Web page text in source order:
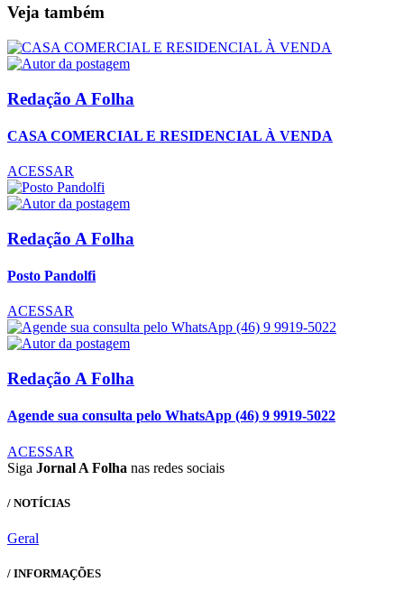
Veja também
Redação A Folha
CASA COMERCIAL E RESIDENCIAL À VENDA
ACESSAR
Redação A Folha
Posto Pandolfi
ACESSAR
Redação A Folha
Agende sua consulta pelo WhatsApp (46) 9 9919-5022
ACESSAR
Siga Jornal A Folha nas redes sociais
/ NOTÍCIAS
Geral
/ INFORMAÇÕES